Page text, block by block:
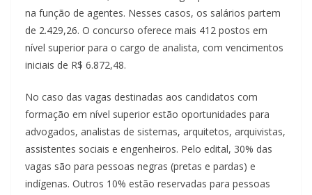
na função de agentes. Nesses casos, os salários partem
de 2.429,26. O concurso oferece mais 412 postos em
nível superior para o cargo de analista, com vencimentos
iniciais de R$ 6.872,48.
No caso das vagas destinadas aos candidatos com
formação em nível superior estão oportunidades para
advogados, analistas de sistemas, arquitetos, arquivistas,
assistentes sociais e engenheiros. Pelo edital, 30% das
vagas são para pessoas negras (pretas e pardas) e
indígenas. Outros 10% estão reservadas para pessoas